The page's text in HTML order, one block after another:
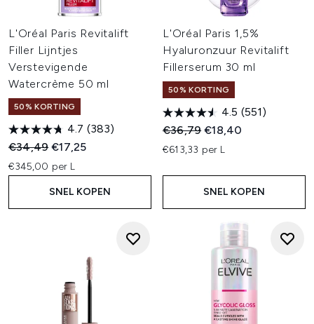
L'Oréal Paris Revitalift
Filler Lijntjes
Verstevigende
Watercrème 50 ml
50% KORTING
4.7 (383)
Recommended Retail Price:
€34,49Huidige prijs:
€17,25
€345,00 per L
SNEL KOPEN
L'Oréal Paris 1,5%
Hyaluronzuur Revitalift
Fillerserum 30 ml
50% KORTING
4.5 (551)
Recommended Retail Price:
€36,79Huidige prijs:
€18,40
€613,33 per L
SNEL KOPEN